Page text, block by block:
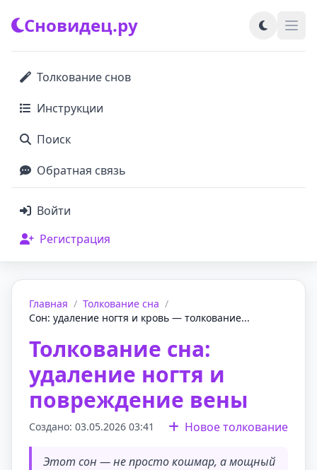
Сновидец.ру
Толкование снов
Инструкции
Поиск
Обратная связь
Войти
Регистрация
Главная / Толкование сна /
Сон: удаление ногтя и кровь — толкование...
Толкование сна:
удаление ногтя и
повреждение вены
Создано: 03.05.2026 03:41 Новое толкование
Этот сон — не просто кошмар, а мощный